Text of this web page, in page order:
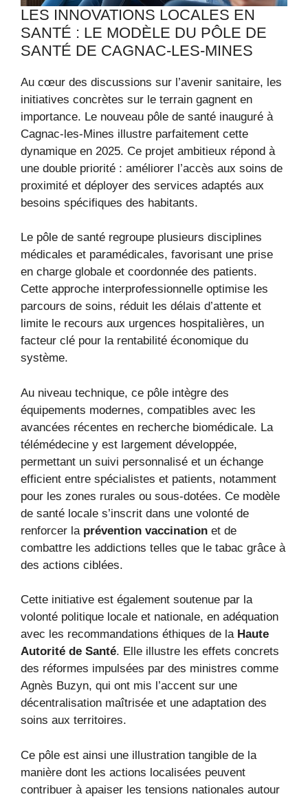
LES INNOVATIONS LOCALES EN
SANTÉ : LE MODÈLE DU PÔLE DE
SANTÉ DE CAGNAC-LES-MINES
Au cœur des discussions sur l’avenir sanitaire, les
initiatives concrètes sur le terrain gagnent en
importance. Le nouveau pôle de santé inauguré à
Cagnac-les-Mines illustre parfaitement cette
dynamique en 2025. Ce projet ambitieux répond à
une double priorité : améliorer l’accès aux soins de
proximité et déployer des services adaptés aux
besoins spécifiques des habitants.
Le pôle de santé regroupe plusieurs disciplines
médicales et paramédicales, favorisant une prise
en charge globale et coordonnée des patients.
Cette approche interprofessionnelle optimise les
parcours de soins, réduit les délais d’attente et
limite le recours aux urgences hospitalières, un
facteur clé pour la rentabilité économique du
système.
Au niveau technique, ce pôle intègre des
équipements modernes, compatibles avec les
avancées récentes en recherche biomédicale. La
télémédecine y est largement développée,
permettant un suivi personnalisé et un échange
efficient entre spécialistes et patients, notamment
pour les zones rurales ou sous-dotées. Ce modèle
de santé locale s’inscrit dans une volonté de
renforcer la prévention vaccination et de
combattre les addictions telles que le tabac grâce à
des actions ciblées.
Cette initiative est également soutenue par la
volonté politique locale et nationale, en adéquation
avec les recommandations éthiques de la Haute
Autorité de Santé. Elle illustre les effets concrets
des réformes impulsées par des ministres comme
Agnès Buzyn, qui ont mis l’accent sur une
décentralisation maîtrisée et une adaptation des
soins aux territoires.
Ce pôle est ainsi une illustration tangible de la
manière dont les actions localisées peuvent
contribuer à apaiser les tensions nationales autour